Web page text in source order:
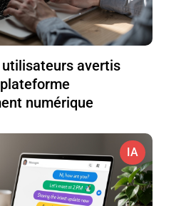
avertis
numérique
IA